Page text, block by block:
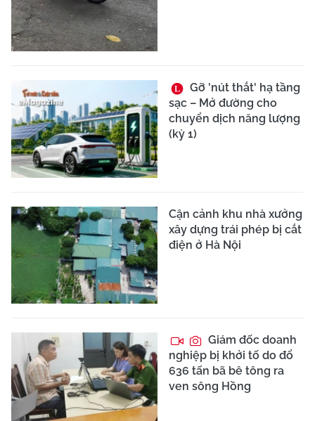
Gỡ 'nút thắt' hạ tầng
sạc – Mở đường cho
chuyển dịch năng lượng
(kỳ 1)
Cận cảnh khu nhà xưởng
xây dựng trái phép bị cắt
điện ở Hà Nội
Giám đốc doanh
nghiệp bị khởi tố do đổ
636 tấn bã bê tông ra
ven sông Hồng